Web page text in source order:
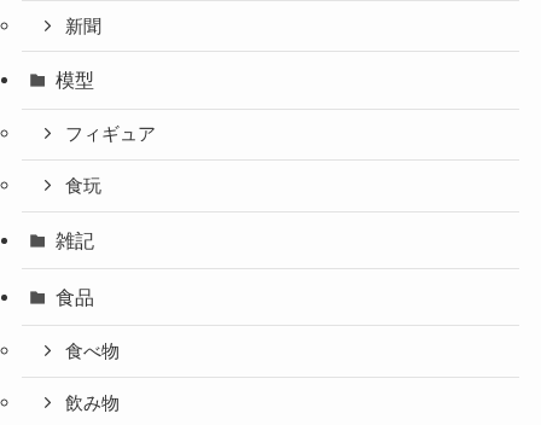
新聞
模型
フィギュア
食玩
雑記
食品
食べ物
飲み物